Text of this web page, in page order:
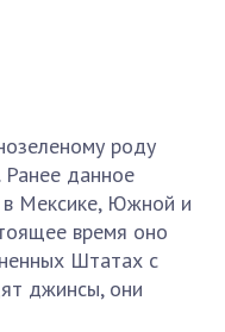
роду
Ранее данное
в Мексике, Южной и
время оно
Штатах с
джинсы, они